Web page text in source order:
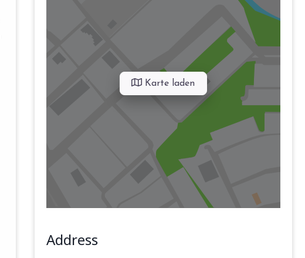
Karte laden
Address